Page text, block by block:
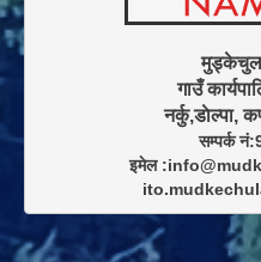
गाउँ
सम्पर्क
इमेल